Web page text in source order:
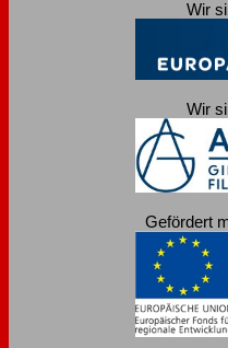
Wir
Wir
Gefördert